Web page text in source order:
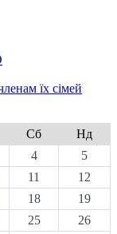
їх сімей
Сб
Нд
4
5
11
12
18
19
25
26